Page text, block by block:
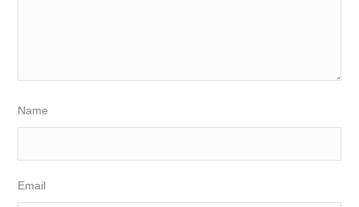
Name
Email